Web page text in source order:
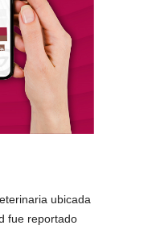
ubicada
fue reportado